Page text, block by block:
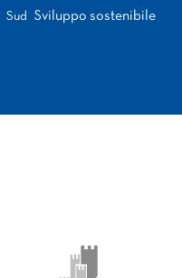
Sud Sviluppo sostenibile